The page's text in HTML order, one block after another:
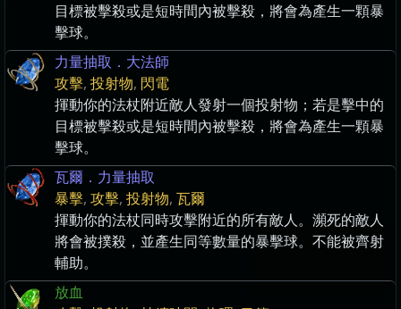
目標被擊殺或是短時間內被擊殺，將會為產生一顆暴
擊球。
力量抽取．大法師
攻擊, 投射物, 閃電
揮動你的法杖附近敵人發射一個投射物；若是擊中的
目標被擊殺或是短時間內被擊殺，將會為產生一顆暴
擊球。
瓦爾．力量抽取
暴擊, 攻擊, 投射物, 瓦爾
揮動你的法杖同時攻擊附近的所有敵人。瀕死的敵人
將會被撲殺，並產生同等數量的暴擊球。不能被齊射
輔助。
放血